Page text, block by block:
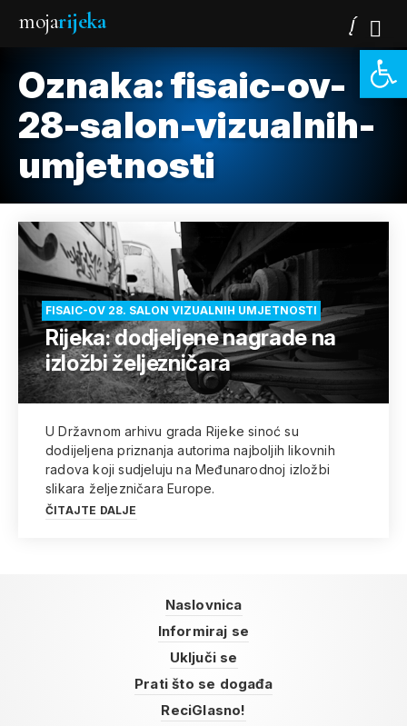
mojarijeka
Oznaka:fisaic-ov-
28-salon-vizualnih-
umjetnosti
FISAIC-OV 28. SALON VIZUALNIH UMJETNOSTI
Rijeka: dodjeljene nagrade na
izložbi željezničara
U Državnom arhivu grada Rijeke sinoć su
dodijeljena priznanja autorima najboljih likovnih
radova koji sudjeluju na Međunarodnoj izložbi
slikara željezničara Europe.
ČITAJTE DALJE
Naslovnica
Informiraj se
Uključi se
Prati što se događa
ReciGlasno!